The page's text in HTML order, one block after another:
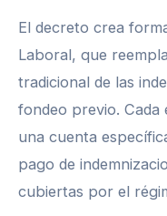
El decreto crea
Laboral, que
tradicional de las
fondeo previo.
una cuenta
pago de
cubiertas por el